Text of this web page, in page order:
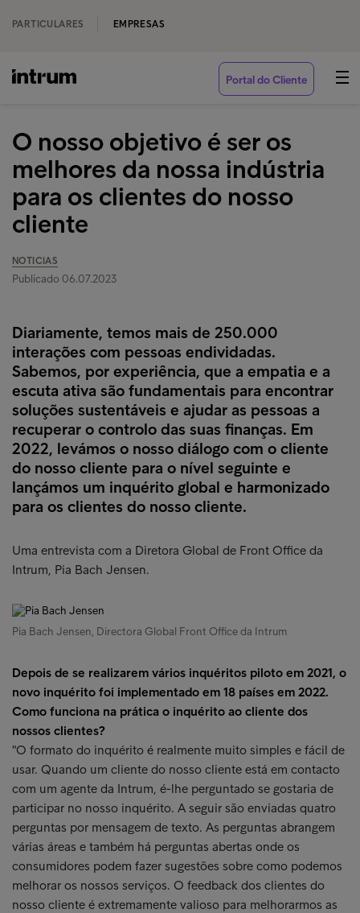
PARTICULARES EMPRESAS
Portal do Cliente
O nosso objetivo é ser os
melhores da nossa indústria
para os clientes do nosso
cliente
NOTICIAS
Publicado 06.07.2023
Diariamente, temos mais de 250.000
interações com pessoas endividadas.
Sabemos, por experiência, que a empatia e a
escuta ativa são fundamentais para encontrar
soluções sustentáveis e ajudar as pessoas a
recuperar o controlo das suas finanças. Em
2022, levámos o nosso diálogo com o cliente
do nosso cliente para o nível seguinte e
lançámos um inquérito global e harmonizado
para os clientes do nosso cliente.
Uma entrevista com a Diretora Global de Front Office da
Intrum, Pia Bach Jensen.
Pia Bach Jensen, Directora Global Front Office da Intrum
Depois de se realizarem vários inquéritos piloto em 2021, o
novo inquérito foi implementado em 18 países em 2022.
Como funciona na prática o inquérito ao cliente dos
nossos clientes?
"O formato do inquérito é realmente muito simples e fácil de
usar. Quando um cliente do nosso cliente está em contacto
com um agente da Intrum, é-lhe perguntado se gostaria de
participar no nosso inquérito. A seguir são enviadas quatro
perguntas por mensagem de texto. As perguntas abrangem
várias áreas e também há perguntas abertas onde os
consumidores podem fazer sugestões sobre como podemos
melhorar os nossos serviços. O feedback dos clientes do
nosso cliente é extremamente valioso para melhorarmos as